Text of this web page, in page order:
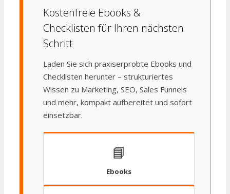
Kostenfreie Ebooks &
Checklisten für Ihren nächsten
Schritt
Laden Sie sich praxiserprobte Ebooks und
Checklisten herunter – strukturiertes
Wissen zu Marketing, SEO, Sales Funnels
und mehr, kompakt aufbereitet und sofort
einsetzbar.
📘
Ebooks